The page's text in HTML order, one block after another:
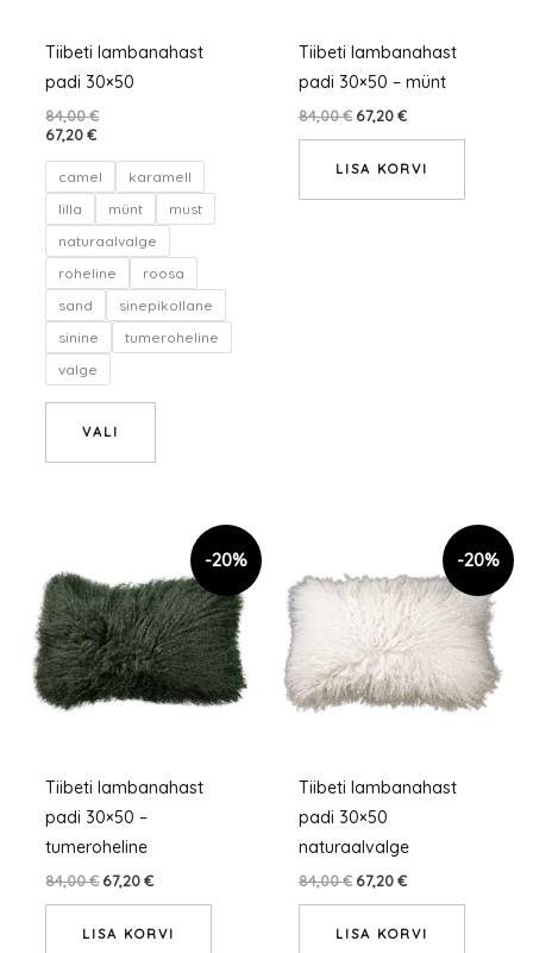
Tiibeti lambanahast
padi 30×50
84,00€
67,20€
camel
karamell
lilla
münt
must
naturaalvalge
roheline
roosa
sand
sinepikollane
sinine
tumeroheline
valge
VALI
tootelehel.
Tiibeti lambanahast
padi 30×50 – münt
84,00€ 67,20€
LISA KORVI
Tiibeti lambanahast
padi 30×50 –
tumeroheline
84,00€ 67,20€
LISA KORVI
Tiibeti lambanahast
padi 30×50
naturaalvalge
84,00€ 67,20€
LISA KORVI